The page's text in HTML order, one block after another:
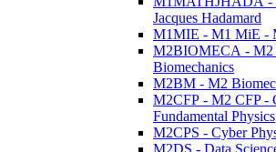
Jacques Hadamard
M1MIE - M1 MiE -
M2BIOMECA - M2
Biomechanics
M2BM - M2
M2CFP - M2 CFP -
Fundamental Physics
M2CPS - Cyber
M2DS - Data